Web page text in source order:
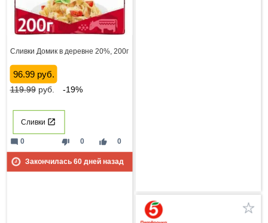
Сливки Домик в деревне 20%, 200г
96.99 руб.
119.99руб. -19%
Сливки
thumb_down 0 thumb_up 0
mode_comment 0
Закончилась 60дней назад